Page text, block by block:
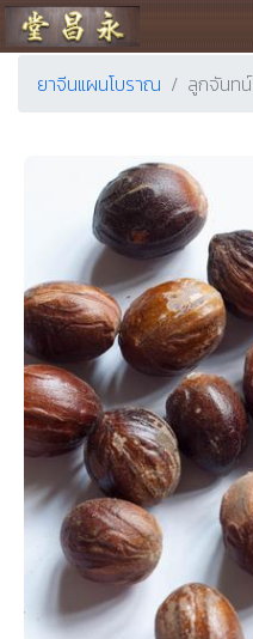
ร้านขายยา ย่งเชียงตึ๊ง
ยาจีนแผนโบราณ ลูกจันทน์